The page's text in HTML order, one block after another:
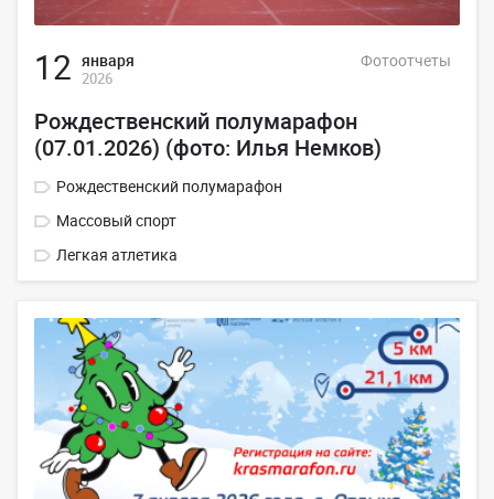
12 января
2026
Фотоотчеты
Рождественский полумарафон
(07.01.2026) (фото: Илья Немков)
Рождественский полумарафон
Массовый спорт
Легкая атлетика